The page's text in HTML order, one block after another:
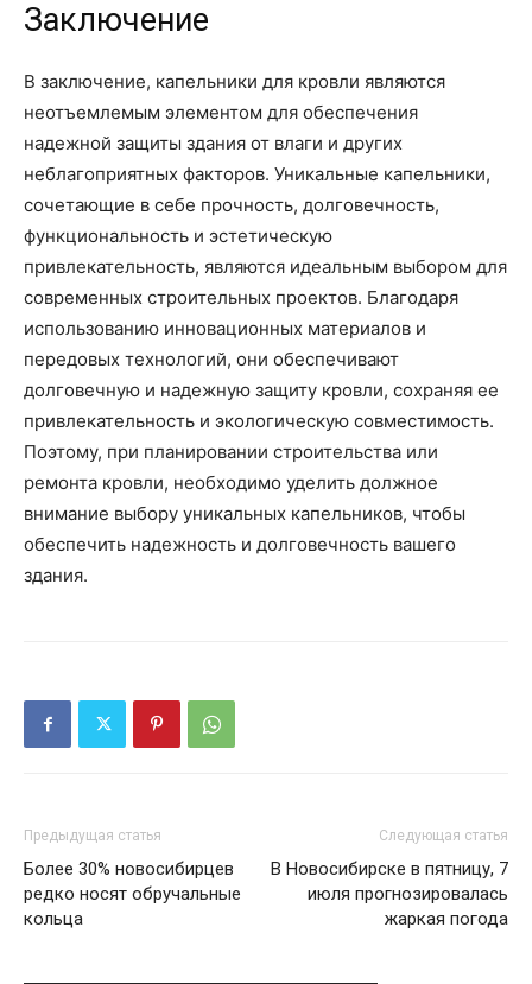
Заключение
В заключение, капельники для кровли являются
неотъемлемым элементом для обеспечения
надежной защиты здания от влаги и других
неблагоприятных факторов. Уникальные капельники,
сочетающие в себе прочность, долговечность,
функциональность и эстетическую
привлекательность, являются идеальным выбором для
современных строительных проектов. Благодаря
использованию инновационных материалов и
передовых технологий, они обеспечивают
долговечную и надежную защиту кровли, сохраняя ее
привлекательность и экологическую совместимость.
Поэтому, при планировании строительства или
ремонта кровли, необходимо уделить должное
внимание выбору уникальных капельников, чтобы
обеспечить надежность и долговечность вашего
здания.
Предыдущая статья
Более 30% новосибирцев
редко носят обручальные
кольца
Следующая статья
В Новосибирске в пятницу, 7
июля прогнозировалась
жаркая погода